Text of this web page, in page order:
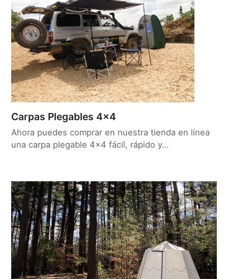
Carpas Plegables 4×4
Ahora puedes comprar en nuestra tienda en línea
una carpa plegable 4x4 fácil, rápido y…